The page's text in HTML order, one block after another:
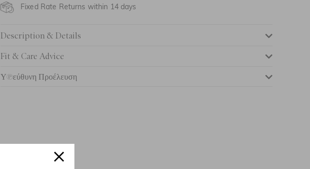
Fixed Rate Returns within 14 days
Description & Details
Fit & Care Advice
Υπεύθυνη Προέλευση